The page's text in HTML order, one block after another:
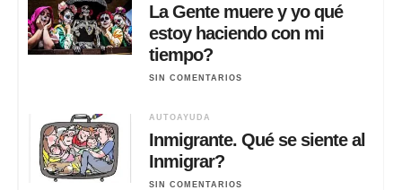
La Gente muere y yo qué
estoy haciendo con mi
tiempo?
SIN COMENTARIOS
AUTOAYUDA
Inmigrante. Qué se siente al
Inmigrar?
SIN COMENTARIOS